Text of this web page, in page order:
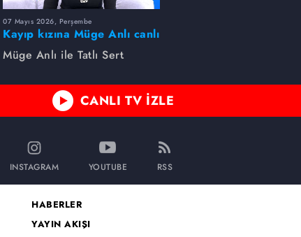
07 Mayıs 2026, Perşembe
Kayıp kızına Müge Anlı canlı
yayında kavuştu
Müge Anlı ile Tatlı Sert
CANLI TV İZLE
INSTAGRAM YOUTUBE RSS
HABERLER
YAYIN AKIŞI